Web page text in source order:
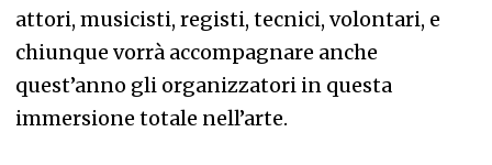
attori, musicisti, registi, tecnici, volontari, e
chiunque vorrà accompagnare anche
quest’anno gli organizzatori in questa
immersione totale nell’arte.